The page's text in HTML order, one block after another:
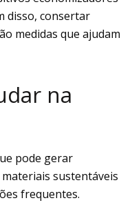
disso, consertar
medidas que ajudam
na
pode gerar
sustentáveis
frequentes.